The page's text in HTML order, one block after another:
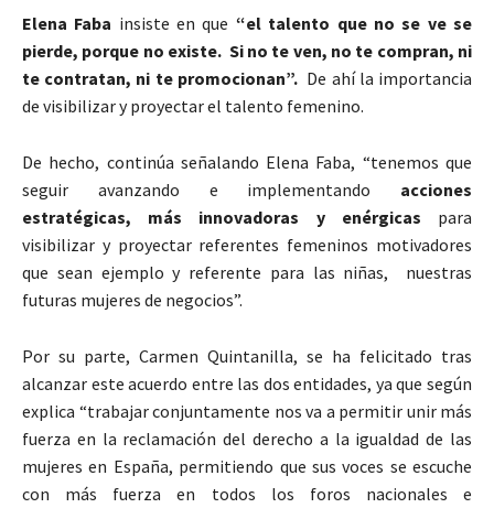
Elena Faba insiste en que “el talento que no se ve se
pierde, porque no existe. Si no te ven, no te compran, ni
te contratan, ni te promocionan”.De ahí la importancia
de visibilizar y proyectar el talento femenino.
De hecho, continúa señalando Elena Faba, “tenemos que
seguir avanzando e implementando acciones
estratégicas, más innovadoras y enérgicas para
visibilizar y proyectar referentes femeninos motivadores
que sean ejemplo y referente para las niñas, nuestras
futuras mujeres de negocios”.
Por su parte, Carmen Quintanilla, se ha felicitado tras
alcanzar este acuerdo entre las dos entidades, ya que según
explica “trabajar conjuntamente nos va a permitir unir más
fuerza en la reclamación del derecho a la igualdad de las
mujeres en España, permitiendo que sus voces se escuche
con más fuerza en todos los foros nacionales e